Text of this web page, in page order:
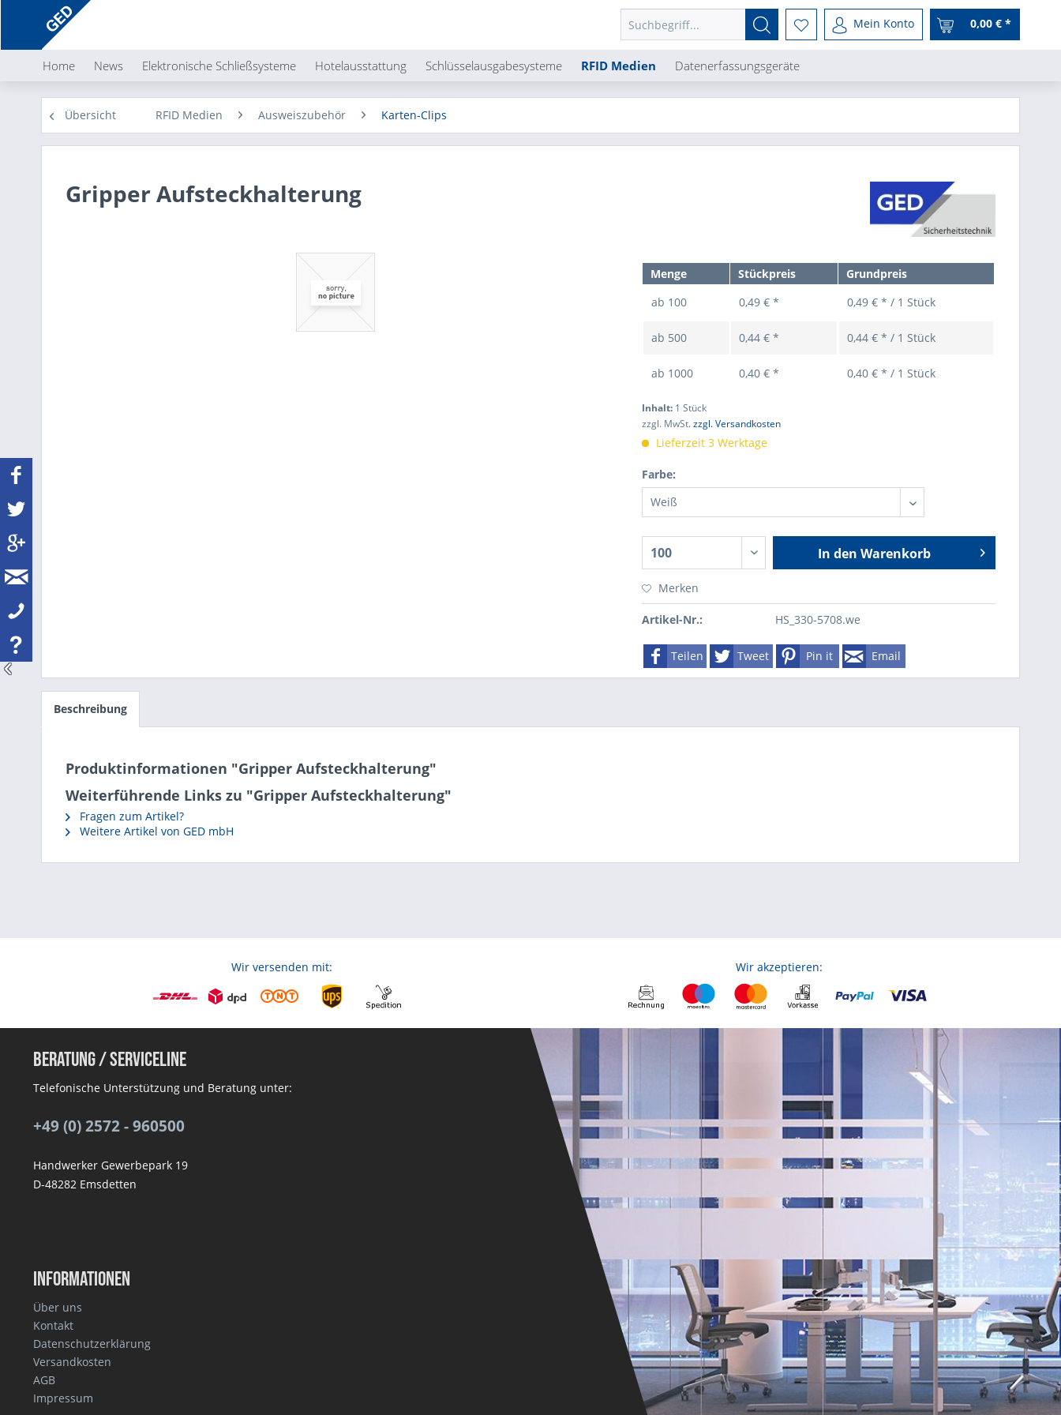
Mein Konto 0,00 € *
Home News Elektronische Schließsysteme Hotelausstattung Schlüsselausgabesysteme RFID Medien Datenerfassungsgeräte
Übersicht RFID Medien Ausweiszubehör Karten-Clips
Gripper Aufsteckhalterung
Menge Stückpreis
Grundpreis
ab 100 0,49 € * 0,49 € * / 1 Stück
ab 500 0,44 € * 0,44 € * / 1 Stück
ab 1000 0,40 € * 0,40 € * / 1 Stück
Inhalt: 1 Stück
zzgl. MwSt.zzgl. Versandkosten
Lieferzeit 3 Werktage
Farbe:
In den Warenkorb
Merken
Artikel-Nr.: HS_330-5708.we
Teilen Tweet Pin it Email
Beschreibung
Produktinformationen "Gripper Aufsteckhalterung"
Weiterführende Links zu "Gripper Aufsteckhalterung"
Fragen zum Artikel?
Weitere Artikel von GED mbH
Wir versenden mit: Wir akzeptieren:
Beratung / Serviceline
Telefonische Unterstützung und Beratung unter:
+49 (0) 2572 - 960500
Handwerker Gewerbepark 19
D-48282 Emsdetten
Informationen
Über uns
Kontakt
Datenschutzerklärung
Versandkosten
AGB
Impressum